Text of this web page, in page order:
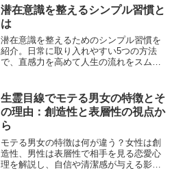
潜在意識を整えるシンプル習慣と
は
潜在意識を整えるためのシンプル習慣を
紹介。日常に取り入れやすい5つの方法
で、直感力を高めて人生の流れをスムー
生霊目線でモテる男女の特徴とそ
の理由：創造性と表層性の視点か
ら
モテる男女の特徴は何が違う？女性は創
造性、男性は表層性で相手を見る恋愛心
理を解説し、自信や清潔感が与える影響